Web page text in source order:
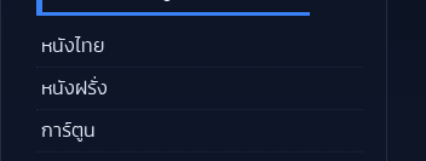
หนังไทย
หนังฝรั่ง
การ์ตูน